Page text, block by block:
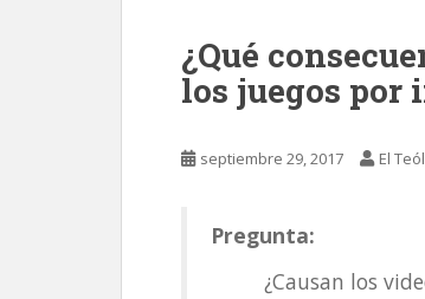
¿Qué
los juegos por
septiembre 29, 2017 El
Pregunta:
¿Causan los